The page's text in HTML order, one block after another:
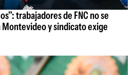
trabajadores de FNC no se
y sindicato exige